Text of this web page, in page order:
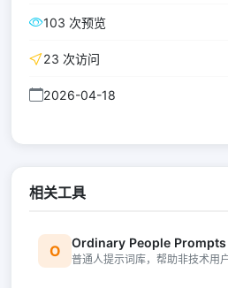
103 次预览
23 次访问
2026-04-18
相关工具
O Ordinary People Prompts
普通人提示词库，帮助非技术用